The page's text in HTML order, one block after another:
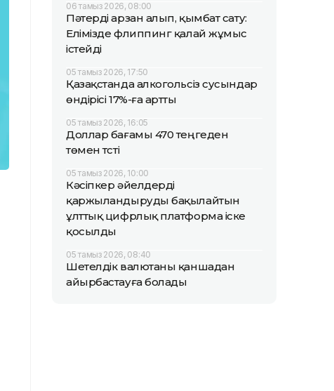
06 тамыз 2026, 08:00
Пәтерді арзан алып, қымбат сату:
Елімізде флиппинг қалай жұмыс
істейді
05 тамыз 2026, 17:50
Қазақстанда алкогольсіз сусындар
өндірісі 17%-ға артты
05 тамыз 2026, 16:05
Доллар бағамы 470 теңгеден
төмен түсті
05 тамыз 2026, 10:00
Кәсіпкер әйелдерді
қаржыландыруды бақылайтын
ұлттық цифрлық платформа іске
қосылды
05 тамыз 2026, 08:40
Шетелдік валютаны қаншадан
айырбастауға болады